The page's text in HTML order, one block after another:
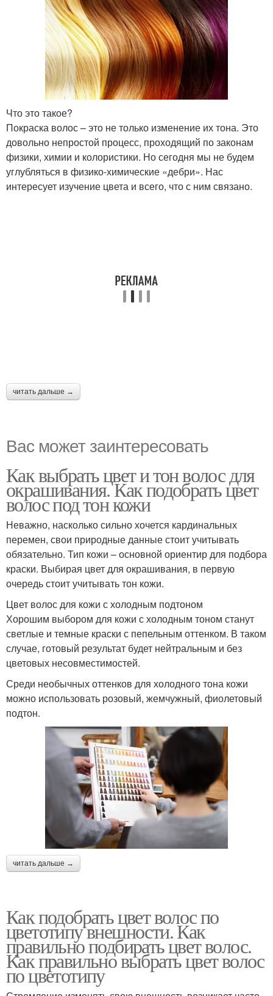
Что это такое?
Покраска волос – это не только изменение их тона. Это
довольно непростой процесс, проходящий по законам
физики, химии и колористики. Но сегодня мы не будем
углубляться в физико-химические «дебри». Нас
интересует изучение цвета и всего, что с ним связано.
читать дальше →
Вас может заинтересовать
Как выбрать цвет и тон волос для
окрашивания. Как подобрать цвет
волос под тон кожи
Неважно, насколько сильно хочется кардинальных
перемен, свои природные данные стоит учитывать
обязательно. Тип кожи – основной ориентир для подбора
краски. Выбирая цвет для окрашивания, в первую
очередь стоит учитывать тон кожи.
Цвет волос для кожи с холодным подтоном
Хорошим выбором для кожи с холодным тоном станут
светлые и темные краски с пепельным оттенком. В таком
случае, готовый результат будет нейтральным и без
цветовых несовместимостей.
Среди необычных оттенков для холодного тона кожи
можно использовать розовый, жемчужный, фиолетовый
подтон.
читать дальше →
Как подобрать цвет волос по
цветотипу внешности. Как
правильно подбирать цвет волос.
Как правильно выбрать цвет волос
по цветотипу